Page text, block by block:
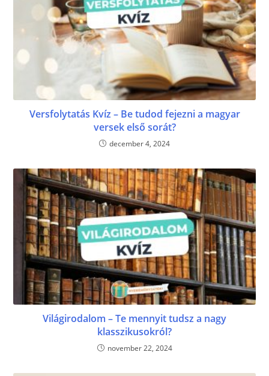
Versfolytatás Kvíz – Be tudod fejezni a magyar
versek első sorát?
december 4, 2024
Világirodalom – Te mennyit tudsz a nagy
klasszikusokról?
november 22, 2024